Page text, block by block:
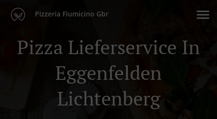
Pizzeria Fiumicino Gbr
Pizza Lieferservice In
Eggenfelden
Lichtenberg